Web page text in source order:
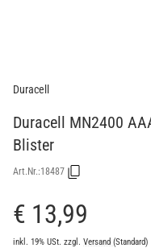
Duracell
Duracell MN2400
Blister
Art.Nr.:18487
€ 13,99
inkl. 19% USt. zzgl. Versand (Standard)